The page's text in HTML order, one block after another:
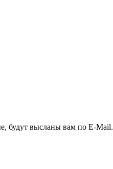
будут высланы вам по E-Mail.